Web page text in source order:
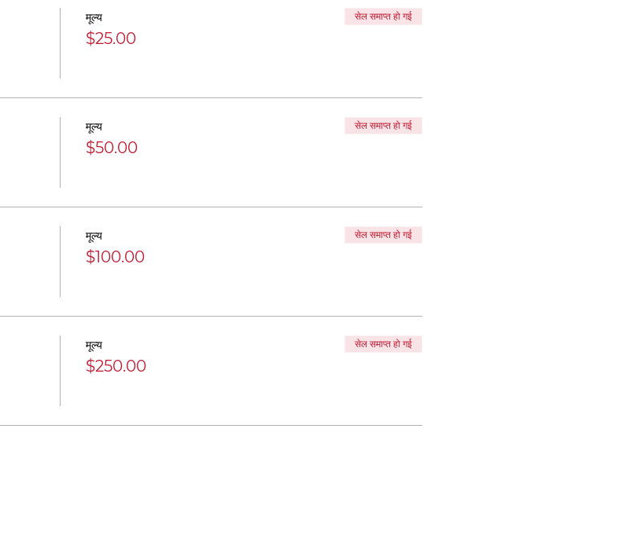
मूल्य
$25.00
सेल समाप्त हो गई
मूल्य
$50.00
सेल समाप्त हो गई
मूल्य
$100.00
सेल समाप्त हो गई
मूल्य
$250.00
सेल समाप्त हो गई